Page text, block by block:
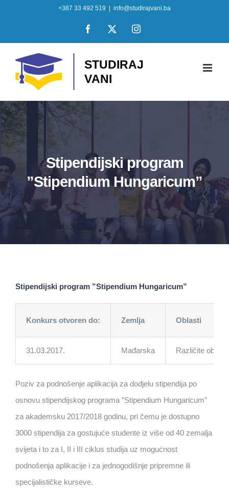
+387 33 492 519 info@studirajvani.ba
Facebook
X Instagram
Stipendijski program
”Stipendium Hungaricum”
Stipendijski program ”Stipendium Hungaricum”
Konkurs otvoren do: Zemlja Oblasti
31.03.2017. Mađarska Različite oblasti
Poziv za podnošenje aplikacija za dodjelu stipendija po
osnovu stipendijskog programa ”Stipendium Hungaricum”
za akademsku 2017/2018 godinu, pri čemu je dostupno
3000 stipendija za gostujuće studente iz više od 40 zemalja
svijeta i to za I, II i III ciklus studija uz mogućnost
podnošenja aplikacije i za jednogodišnje pripremne ili
specijalističke kurseve.